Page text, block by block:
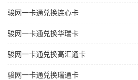
骏网一卡通兑换连心卡
骏网一卡通兑换华瑞卡
骏网一卡通兑换高汇通卡
骏网一卡通兑换瑞通卡